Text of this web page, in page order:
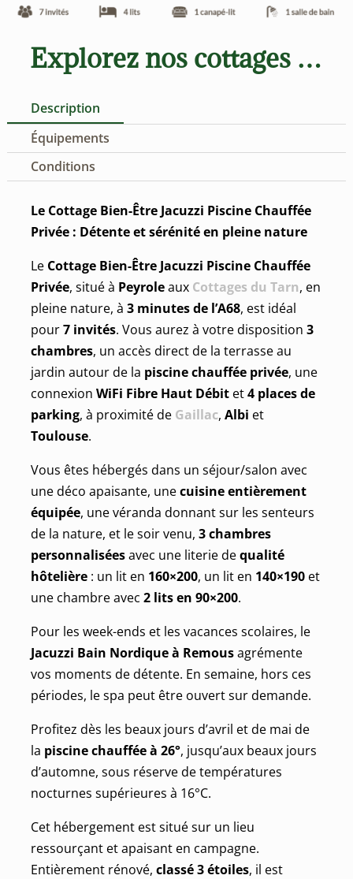
Explorez nos cottages …
Description
Équipements
Conditions
Le Cottage Bien-Être Jacuzzi Piscine Chauffée
Privée : Détente et sérénité en pleine nature
Le Cottage Bien-Être Jacuzzi Piscine Chauffée
Privée, situé à Peyroleaux Cottages du Tarn, en
pleine nature, à 3 minutes de l’A68, est idéal
pour7 invités. Vous aurez à votre disposition 3
chambres, un accès direct de la terrasse au
jardin autour de la piscine chauffée privée, une
connexion WiFi Fibre Haut Débitet4 places de
parking, à proximité de Gaillac, Albi et
Toulouse.
Vous êtes hébergés dans un séjour/salon avec
une déco apaisante, unecuisine entièrement
équipée, une véranda donnant sur les senteurs
de la nature, et le soir venu, 3 chambres
personnaliséesavec une literie dequalité
hôtelière: un lit en 160×200, un lit en 140×190et
une chambre avec 2 lits en 90×200.
Pour les week-ends et les vacances scolaires, le
Jacuzzi Bain Nordique à Remousagrémente
vos moments de détente. En semaine, hors ces
périodes, le spa peut être ouvert sur demande.
Profitez dès les beaux jours d’avril et de mai de
la piscine chauffée à 26°, jusqu’aux beaux jours
d’automne, sous réserve de températures
nocturnes supérieures à 16°C.
Cet hébergement est situé sur un lieu
ressourçant et apaisant en campagne.
Entièrement rénové, classé 3 étoiles, il est